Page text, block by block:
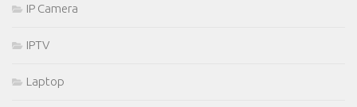
IP Camera
IPTV
Laptop